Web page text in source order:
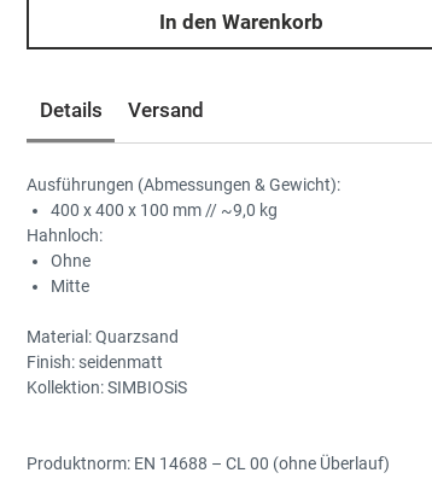
In den Warenkorb
Details Versand
Ausführungen (Abmessungen & Gewicht):
400 x 400 x 100 mm // ~9,0 kg
Hahnloch:
Ohne
Mitte
Material: Quarzsand
Finish: seidenmatt
Kollektion: SIMBIOSiS
Produktnorm: EN 14688 – CL 00 (ohne Überlauf)